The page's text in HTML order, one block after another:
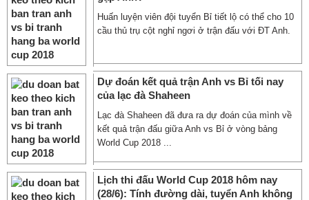
Huấn luyện viên đội tuyển Bỉ tiết lộ có thể cho 10
cầu thủ trụ cột nghỉ ngơi ở trận đấu với ĐT Anh.
Dự đoán kết quả trận Anh vs Bỉ tối nay
của lạc đà Shaheen
Lạc đà Shaheen đã đưa ra dự đoán của mình về
kết quả trận đấu giữa Anh vs Bỉ ở vòng bảng
World Cup 2018 ...
Lịch thi đấu World Cup 2018 hôm nay
(28/6): Tính đường dài, tuyển Anh không